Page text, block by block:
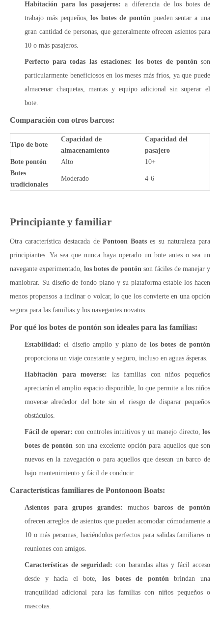
Habitación para los pasajeros:a diferencia de los botes de
trabajo más pequeños,los botes de pontón pueden sentar a una
gran cantidad de personas, que generalmente ofrecen asientos para
10 o más pasajeros.
Perfecto para todas las estaciones:los botes de pontónson
particularmente beneficiosos en los meses más fríos, ya que puede
almacenar chaquetas, mantas y equipo adicional sin superar el
bote.
Comparación con otros barcos:
Tipo de bote
Capacidad de
almacenamiento
Capacidad del
pasajero
Bote pontón
Alto
10+
Botes
tradicionales
Moderado 4-6
Principiante y familiar
Otra característica destacada de Pontoon Boatses su naturaleza para
principiantes. Ya sea que nunca haya operado un bote antes o sea un
navegante experimentado,los botes de pontón son fáciles de manejar y
maniobrar. Su diseño de fondo plano y su plataforma estable los hacen
menos propensos a inclinar o volcar, lo que los convierte en una opción
segura para las familias y los navegantes novatos.
Por qué los botes de pontón son ideales para las familias:
Estabilidad:el diseño amplio y plano de los botes de pontón
proporciona un viaje constante y seguro, incluso en aguas ásperas.
Habitación para moverse: las familias con niños pequeños
apreciarán el amplio espacio disponible, lo que permite a los niños
moverse alrededor del bote sin el riesgo de disparar pequeños
obstáculos.
Fácil de operar:con controles intuitivos y un manejo directo,los
botes de pontón son una excelente opción para aquellos que son
nuevos en la navegación o para aquellos que desean un barco de
bajo mantenimiento y fácil de conducir.
Características familiares de Pontonoon Boats:
Asientos para grupos grandes: muchos barcos de pontón
ofrecen arreglos de asientos que pueden acomodar cómodamente a
10 o más personas, haciéndolos perfectos para salidas familiares o
reuniones con amigos.
Características de seguridad:con barandas altas y fácil acceso
desde y hacia el bote, los botes de pontónbrindan una
tranquilidad adicional para las familias con niños pequeños o
mascotas.